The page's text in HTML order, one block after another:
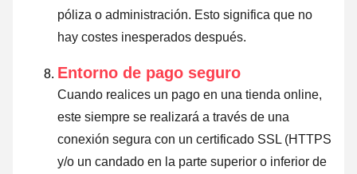
póliza o administración. Esto significa que no
hay costes inesperados después.
Entorno de pago seguro
Cuando realices un pago en una tienda online,
este siempre se realizará a través de una
conexión segura con un certificado SSL (HTTPS
y/o un candado en la parte superior o inferior de